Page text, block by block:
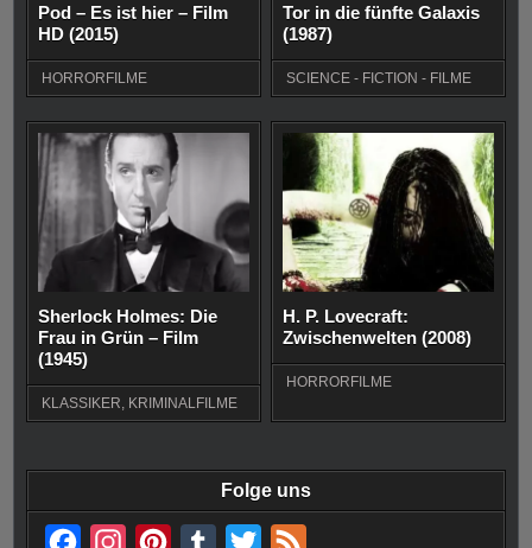
Pod – Es ist hier – Film
HD (2015)
HORRORFILME
Tor in die fünfte Galaxis
(1987)
SCIENCE - FICTION - FILME
Sherlock Holmes: Die
Frau in Grün – Film
(1945)
KLASSIKER KRIMINALFILME
H. P. Lovecraft:
Zwischenwelten (2008)
HORRORFILME
Folge uns